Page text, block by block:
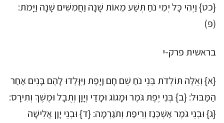
{כט} וַיְהִי כָּל יְמֵי נֹחַ תְּשַׁע מֵאוֹת שָׁנָה וַחֲמִשִּׁים שָׁנָה וַיָּמֹת:
(פ)
בראשית פרק-י
{א} וְאֵלֶּה תּוֹלְדֹת בְּנֵי נֹחַ שֵׁם חָם וָיָפֶת וַיִּוָּלְדוּ לָהֶם בָּנִים אַחַר
הַמַּבּוּל: {ב} בְּנֵי יֶפֶת גֹּמֶר וּמָגוֹג וּמָדַי וְיָוָן וְתֻבָל וּמֶשֶׁךְ וְתִירָס:
{ג} וּבְנֵי גֹּמֶר אַשְׁכְּנַז וְרִיפַת וְתֹגַרְמָה: {ד} וּבְנֵי יָוָן אֱלִישָׁה